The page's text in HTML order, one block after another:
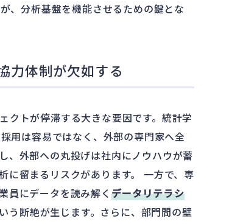
、分析基盤を機能させるための鍵とな
力体制が欠如する
クトが停滞する大きな要因です。統計学
用は容易ではなく、外部の専門家へ全
、外部への丸投げは社内にノウハウが蓄
に留まるリスクがあります。 一方で、専
員にデータを読み解く データリテラシ
う断絶が生じます。さらに、部門間の壁